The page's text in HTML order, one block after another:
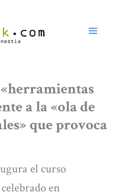
a la «ola de
que provoca
el curso
en